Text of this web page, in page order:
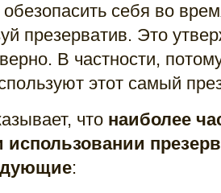
себя во
презерватив. Это
В частности,
этот самый
что наиболее
: